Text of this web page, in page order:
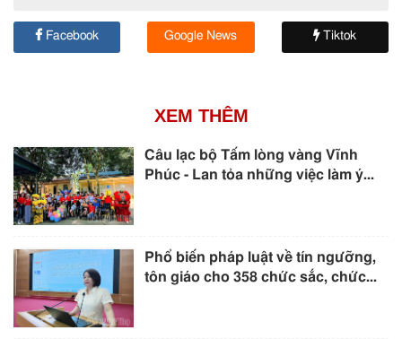
Facebook Google News Tiktok
XEM THÊM
Câu lạc bộ Tấm lòng vàng Vĩnh
Phúc - Lan tỏa những việc làm ý...
Phổ biến pháp luật về tín ngưỡng,
tôn giáo cho 358 chức sắc, chức...